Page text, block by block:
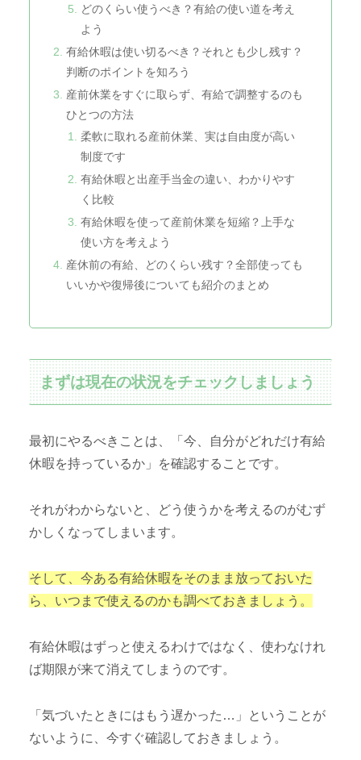
どのくらい使うべき？有給の使い道を考え
よう
有給休暇は使い切るべき？それとも少し残す？
判断のポイントを知ろう
産前休業をすぐに取らず、有給で調整するのも
ひとつの方法
柔軟に取れる産前休業、実は自由度が高い
制度です
有給休暇と出産手当金の違い、わかりやす
く比較
有給休暇を使って産前休業を短縮？上手な
使い方を考えよう
産休前の有給、どのくらい残す？全部使っても
いいかや復帰後についても紹介のまとめ
まずは現在の状況をチェックしましょう
最初にやるべきことは、「今、自分がどれだけ有給
休暇を持っているか」を確認することです。
それがわからないと、どう使うかを考えるのがむず
かしくなってしまいます。
そして、今ある有給休暇をそのまま放っておいた
ら、いつまで使えるのかも調べておきましょう。
有給休暇はずっと使えるわけではなく、使わなけれ
ば期限が来て消えてしまうのです。
「気づいたときにはもう遅かった…」ということが
ないように、今すぐ確認しておきましょう。